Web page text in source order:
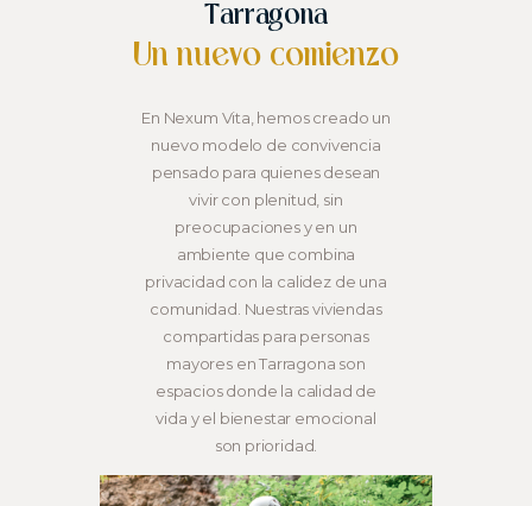
Tarragona
Un nuevo comienzo
En Nexum Vita, hemos creado un
nuevo modelo de convivencia
pensado para quienes desean
vivir con plenitud, sin
preocupaciones y en un
ambiente que combina
privacidad con la calidez de una
comunidad. Nuestras viviendas
compartidas para personas
mayores en Tarragona son
espacios donde la calidad de
vida y el bienestar emocional
son prioridad.